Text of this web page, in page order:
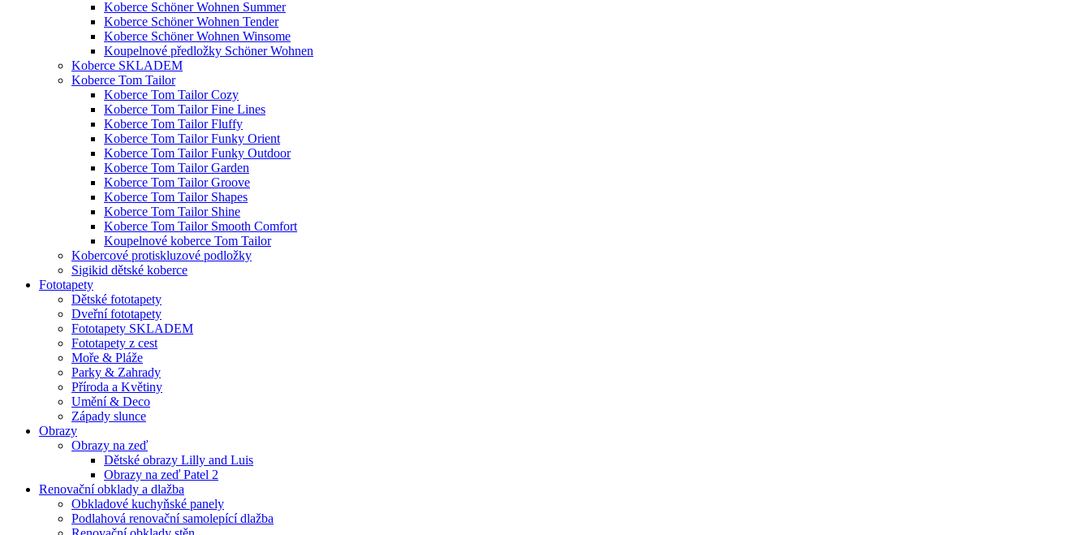
Koberce Schöner Wohnen Summer
Koberce Schöner Wohnen Tender
Koberce Schöner Wohnen Winsome
Koupelnové předložky Schöner Wohnen
Koberce SKLADEM
Koberce Tom Tailor
Koberce Tom Tailor Cozy
Koberce Tom Tailor Fine Lines
Koberce Tom Tailor Fluffy
Koberce Tom Tailor Funky Orient
Koberce Tom Tailor Funky Outdoor
Koberce Tom Tailor Garden
Koberce Tom Tailor Groove
Koberce Tom Tailor Shapes
Koberce Tom Tailor Shine
Koberce Tom Tailor Smooth Comfort
Koupelnové koberce Tom Tailor
Kobercové protiskluzové podložky
Sigikid dětské koberce
Fototapety
Dětské fototapety
Dveřní fototapety
Fototapety SKLADEM
Fototapety z cest
Moře & Pláže
Parky & Zahrady
Příroda a Květiny
Umění & Deco
Západy slunce
Obrazy
Obrazy na zeď
Dětské obrazy Lilly and Luis
Obrazy na zeď Patel 2
Renovační obklady a dlažba
Obkladové kuchyňské panely
Podlahová renovační samolepící dlažba